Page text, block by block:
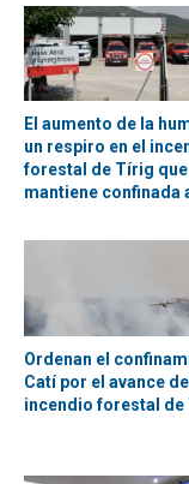
El aumento de la
un respiro en el
forestal de Tírig que
mantiene confinada
Ordenan el
Catí por el avance del
incendio forestal de